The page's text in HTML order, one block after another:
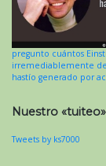
pregunto cuántos
irremediablemente
hastío generado por
Nuestro
Tweets by ks7000